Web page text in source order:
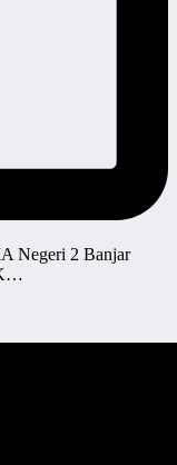
Negeri 2 Banjar